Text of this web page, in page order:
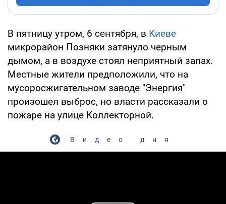
В пятницу утром, 6 сентября, в Киеве
микрорайон Позняки затянуло черным
дымом, а в воздухе стоял неприятный запах.
Местные жители предположили, что на
мусоросжигательном заводе "Энергия"
произошел выброс, но власти рассказали о
пожаре на улице Коллекторной.
Видео дня